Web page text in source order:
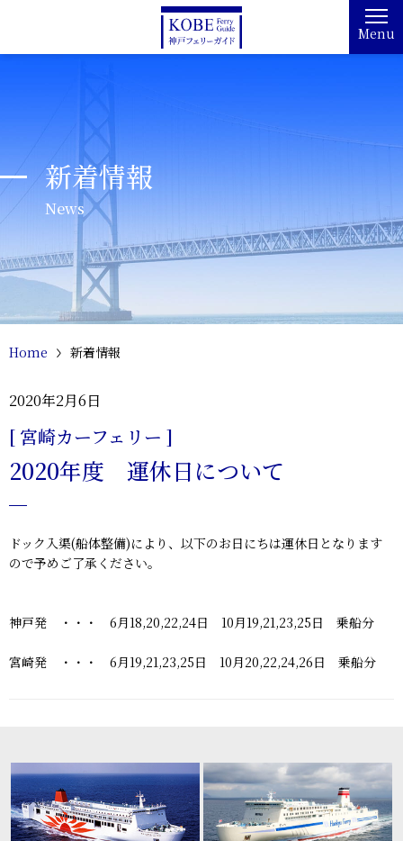
Menu
新着情報
News
Home 新着情報
2020年2月6日
[ 宮崎カーフェリー ]
2020年度 運休日について
ドック入渠(船体整備)により、以下のお日にちは運休日となります
ので予めご了承ください。
神戸発 ・・・ 6月18,20,22,24日 10月19,21,23,25日 乗船分
宮崎発 ・・・ 6月19,21,23,25日 10月20,22,24,26日 乗船分